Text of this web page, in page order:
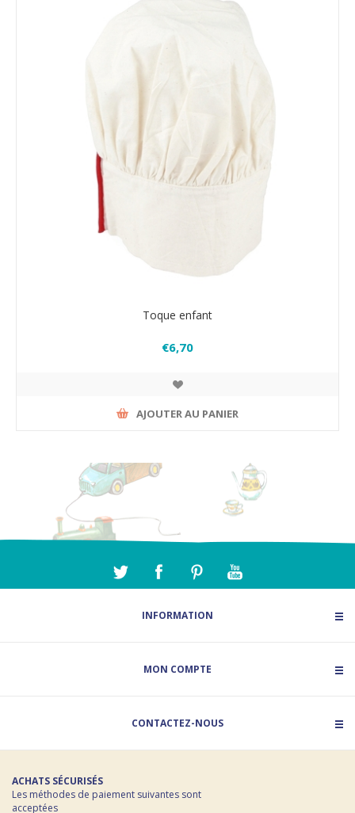
Toque enfant
€6,70
AJOUTER AU PANIER
INFORMATION
MON COMPTE
CONTACTEZ-NOUS
ACHATS SÉCURISÉS
Les méthodes de paiement suivantes sont
acceptées